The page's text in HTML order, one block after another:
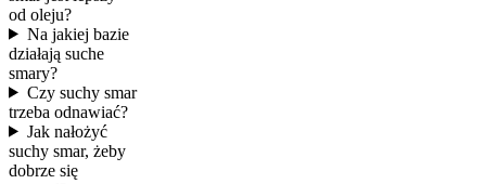
od oleju?
Na jakiej bazie
działają suche
smary?
Czy suchy smar
trzeba odnawiać?
Jak nałożyć
suchy smar, żeby
dobrze się